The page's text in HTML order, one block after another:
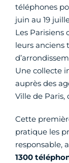
téléphones
juin au 19
Les Parisiens
leurs anciens
Une collecte
auprès des
Ville de Paris,
Cette
pratique les
responsable,
1300